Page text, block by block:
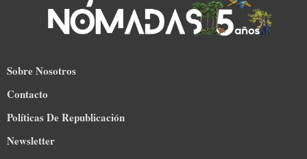
Sobre Nosotros
Contacto
Políticas De Republicación
Newsletter